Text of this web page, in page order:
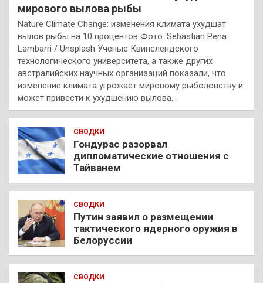
мирового вылова рыбы
Nature Climate Change: изменения климата ухудшат
вылов рыбы на 10 процентов Фото: Sebastian Pena
Lambarri / Unsplash Ученые Квинслендского
технологического университета, а также других
австралийских научных организаций показали, что
изменение климата угрожает мировому рыболовству и
может привести к ухудшению вылова…
СВОДКИ
Гондурас разорвал
дипломатические отношения с
Тайванем
СВОДКИ
Путин заявил о размещении
тактического ядерного оружия в
Белоруссии
СВОДКИ